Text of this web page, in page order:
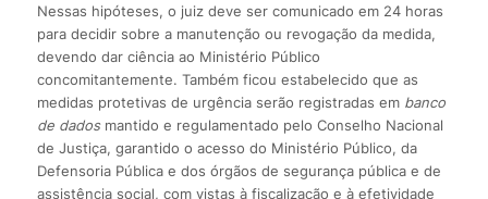
Nessas hipóteses, o juiz deve ser comunicado em 24 horas
para decidir sobre a manutenção ou revogação da medida,
devendo dar ciência ao Ministério Público
concomitantemente. Também ficou estabelecido que as
medidas protetivas de urgência serão registradas em banco
de dados mantido e regulamentado pelo Conselho Nacional
de Justiça, garantido o acesso do Ministério Público, da
Defensoria Pública e dos órgãos de segurança pública e de
assistência social, com vistas à fiscalização e à efetividade